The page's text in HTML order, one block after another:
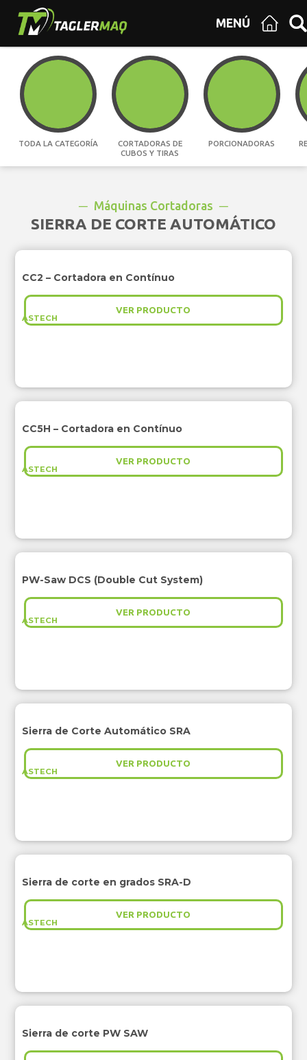
MENÚ
TODA LA CATEGORÍA
CORTADORAS DE
CUBOS Y TIRAS
PORCIONADORAS
Máquinas Cortadoras
SIERRA DE CORTE AUTOMÁTICO
ASTECH
CC2 – Cortadora en Contínuo
VER PRODUCTO
ASTECH
CC5H – Cortadora en Contínuo
VER PRODUCTO
ASTECH
PW-Saw DCS (Double Cut System)
VER PRODUCTO
ASTECH
Sierra de Corte Automático SRA
VER PRODUCTO
ASTECH
Sierra de corte en grados SRA-D
VER PRODUCTO
Sierra de corte PW SAW